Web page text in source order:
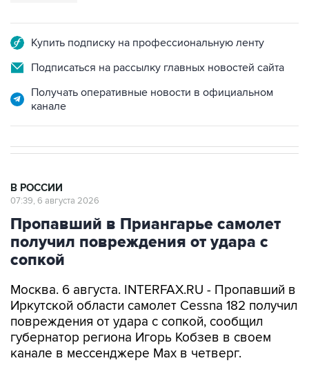
Купить подписку на профессиональную ленту
Подписаться на рассылку главных новостей сайта
Получать оперативные новости в официальном
канале
В РОССИИ
07:39, 6 августа 2026
Пропавший в Приангарье самолет
получил повреждения от удара с
сопкой
Москва. 6 августа. INTERFAX.RU - Пропавший в
Иркутской области самолет Cessna 182 получил
повреждения от удара с сопкой, сообщил
губернатор региона Игорь Кобзев в своем
канале в мессенджере Мах в четверг.